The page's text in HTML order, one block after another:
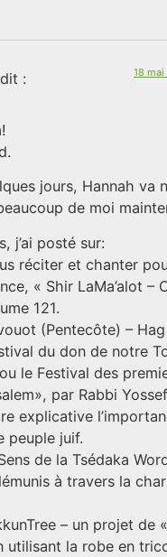
dit : 18
jours, Hannah va
de moi
j’ai posté sur:
réciter et chanter
« Shir LaMa’alot –
121.
(Pentecôte) –
du don de notre
le Festival des
par Rabbi
explicative
peuple juif.
de la Tsédaka
à travers la
– un projet de
utilisant la robe en